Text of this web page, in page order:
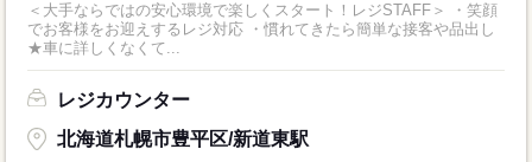
＜大手ならではの安心環境で楽しくスタート！レジSTAFF＞ ・笑顔
でお客様をお迎えするレジ対応 ・慣れてきたら簡単な接客や品出し
★車に詳しくなくて...
レジカウンター
北海道札幌市豊平区/新道東駅